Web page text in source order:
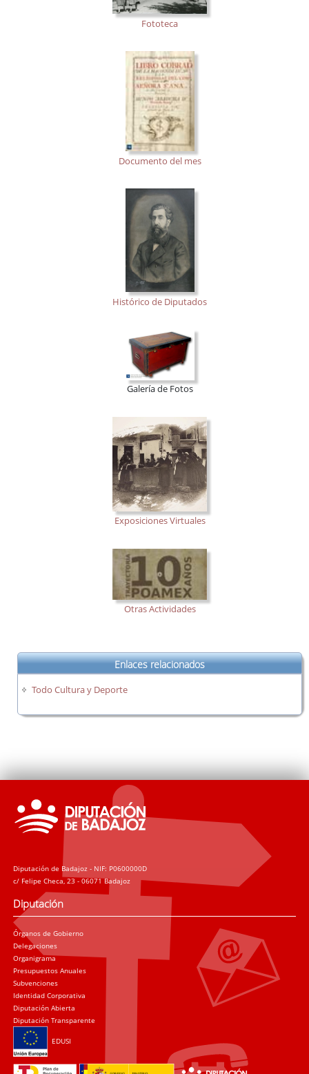
Fototeca
Documento del mes
Histórico de Diputados
Galería de Fotos
Exposiciones Virtuales
Otras Actividades
Enlaces relacionados
Todo Cultura y Deporte
Diputación de Badajoz - NIF: P0600000D
c/ Felipe Checa, 23 - 06071 Badajoz
Diputación
Órganos de Gobierno
Delegaciones
Organigrama
Presupuestos Anuales
Subvenciones
Identidad Corporativa
Diputación Abierta
Diputación Transparente
EDUSI